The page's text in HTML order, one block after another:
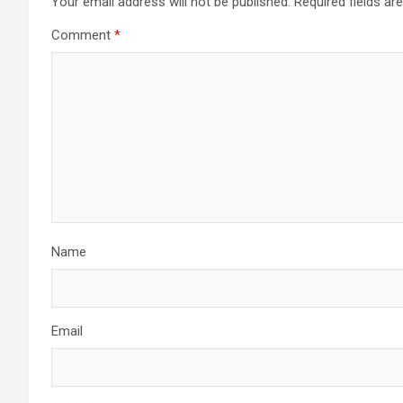
Comment *
Name
Email